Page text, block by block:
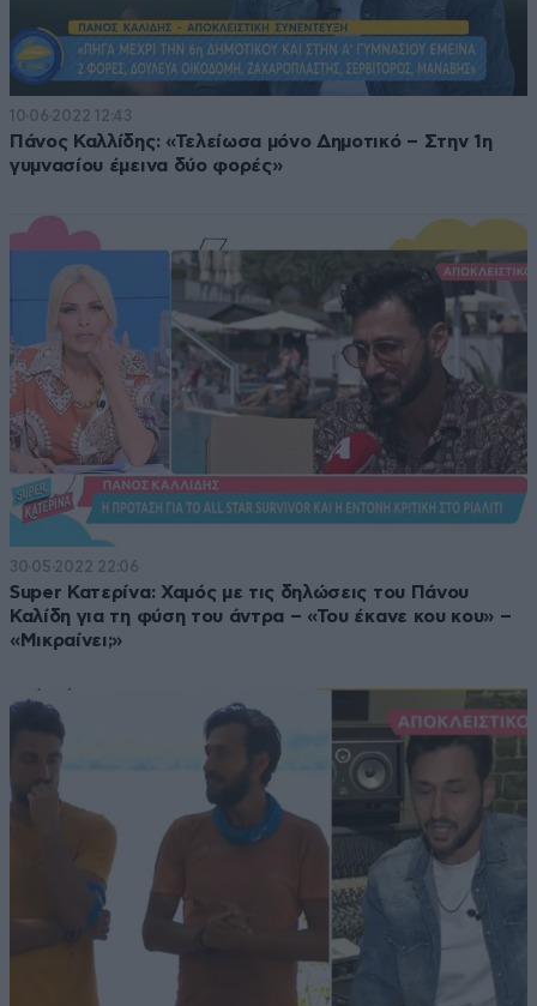
10·06·2022 12:43
Πάνος Καλλίδης: «Τελείωσα μόνο Δημοτικό – Στην 1η
γυμνασίου έμεινα δύο φορές»
30·05·2022 22:06
Super Κατερίνα: Χαμός με τις δηλώσεις του Πάνου
Καλίδη για τη φύση του άντρα – «Του έκανε κου κου» –
«Μικραίνει;»